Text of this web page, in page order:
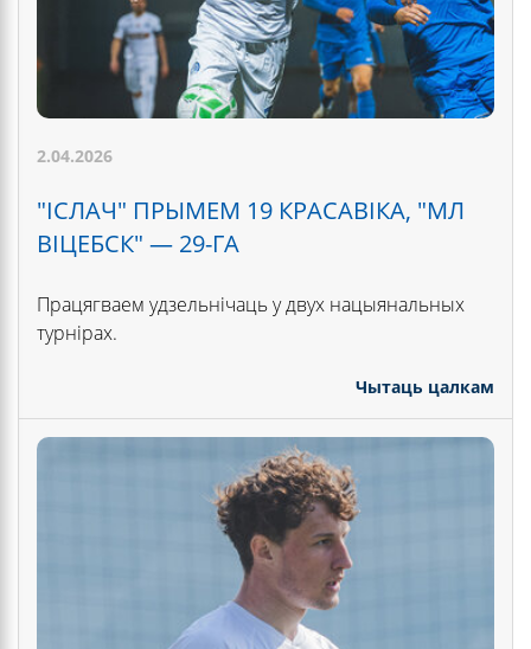
2.04.2026
"ІСЛАЧ" ПРЫМЕМ 19 КРАСАВІКА, "МЛ
ВІЦЕБСК" — 29-ГА
Працягваем удзельнічаць у двух нацыянальных
турнірах.
Чытаць цалкам